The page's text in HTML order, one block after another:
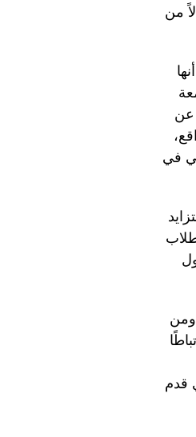
من
عن
في
ومن
قدم